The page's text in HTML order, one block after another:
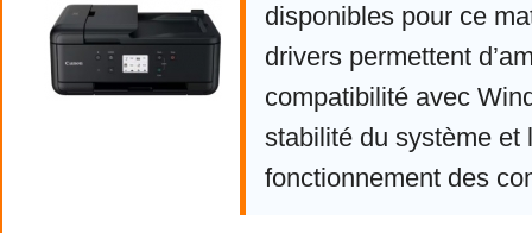
disponibles pour ce
drivers permettent
compatibilité avec
stabilité du système et
fonctionnement des